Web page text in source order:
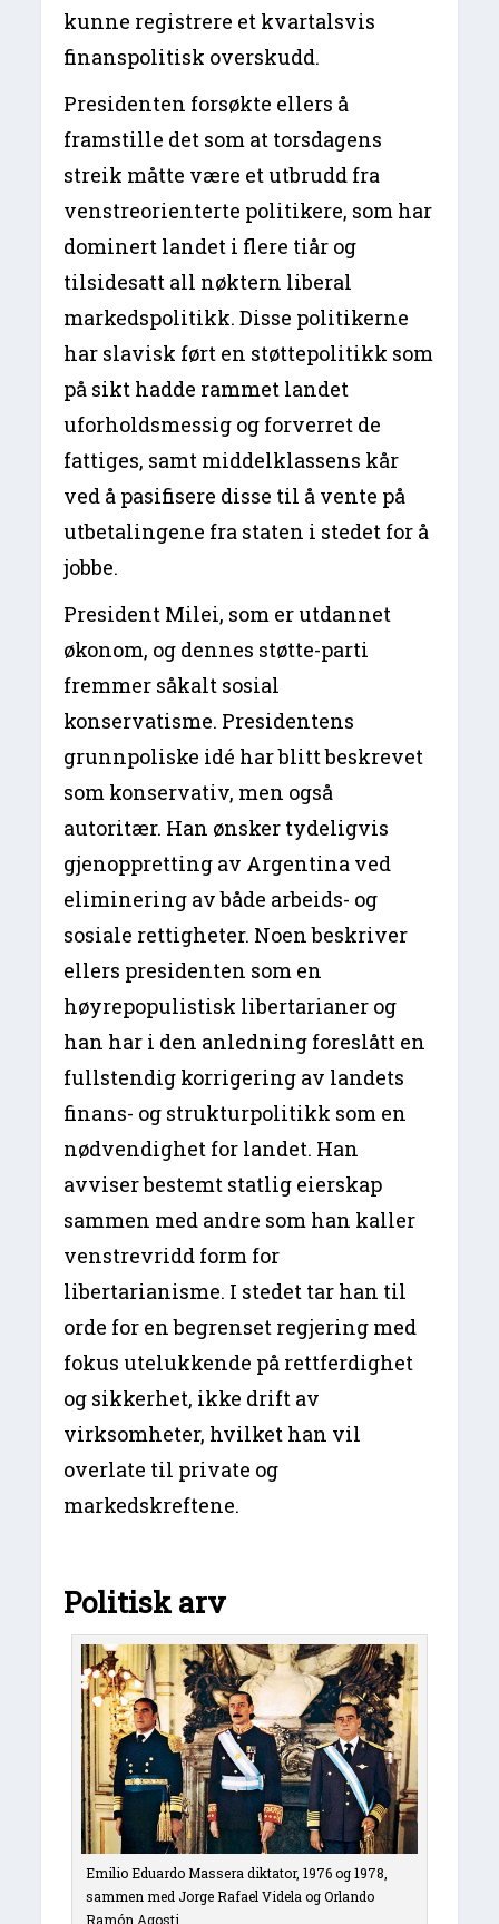
kunne registrere et kvartalsvis
finanspolitisk overskudd.
Presidenten forsøkte ellers å
framstille det som at torsdagens
streik måtte være et utbrudd fra
venstreorienterte politikere, som har
dominert landet i flere tiår og
tilsidesatt all nøktern liberal
markedspolitikk. Disse politikerne
har slavisk ført en støttepolitikk som
på sikt hadde rammet landet
uforholdsmessig og forverret de
fattiges, samt middelklassens kår
ved å pasifisere disse til å vente på
utbetalingene fra staten i stedet for å
jobbe.
President Milei, som er utdannet
økonom, og dennes støtte-parti
fremmer såkalt sosial
konservatisme. Presidentens
grunnpoliske idé har blitt beskrevet
som konservativ, men også
autoritær. Han ønsker tydeligvis
gjenoppretting av Argentina ved
eliminering av både arbeids- og
sosiale rettigheter. Noen beskriver
ellers presidenten som en
høyrepopulistisk libertarianer og
han har i den anledning foreslått en
fullstendig korrigering av landets
finans- og strukturpolitikk som en
nødvendighet for landet. Han
avviser bestemt statlig eierskap
sammen med andre som han kaller
venstrevridd form for
libertarianisme. I stedet tar han til
orde for en begrenset regjering med
fokus utelukkende på rettferdighet
og sikkerhet, ikke drift av
virksomheter, hvilket han vil
overlate til private og
markedskreftene.
Politisk arv
Emilio Eduardo Massera diktator, 1976 og 1978,
sammen med Jorge Rafael Videla og Orlando
Ramón Agosti